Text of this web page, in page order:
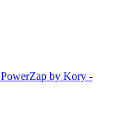
PowerZap by Kory -